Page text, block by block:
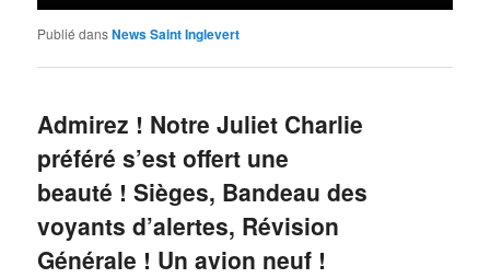
Publié dansNews Saint Inglevert
Admirez ! Notre Juliet Charlie
préféré s’est offert une
beauté ! Sièges, Bandeau des
voyants d’alertes, Révision
Générale ! Un avion neuf !